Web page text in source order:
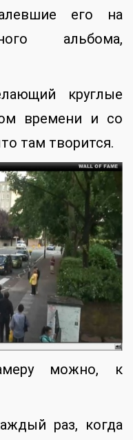
его на
альбома,
круглые
времени и со
там творится.
можно, к
раз, когда